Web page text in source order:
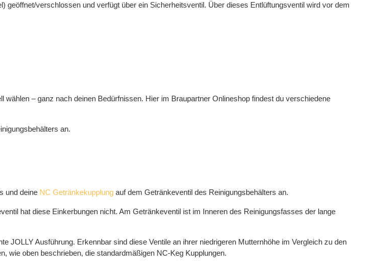
verschlossen und verfügt über ein Sicherheitsventil. Über dieses Entlüftungsventil wird vor dem
– ganz nach deinen Bedürfnissen. Hier im Braupartner Onlineshop findest du verschiedene
an.
und deine NC Getränkekupplung auf dem Getränkeventil des Reinigungsbehälters an.
hat diese Einkerbungen nicht. Am Getränkeventil ist im Inneren des Reinigungsfasses der lange
JOLLY Ausführung. Erkennbar sind diese Ventile an ihrer niedrigeren Mutternhöhe im Vergleich zu den
wie oben beschrieben, die standardmäßigen NC-Keg Kupplungen.